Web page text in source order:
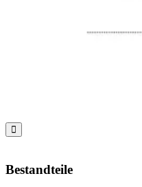

Bestandteile